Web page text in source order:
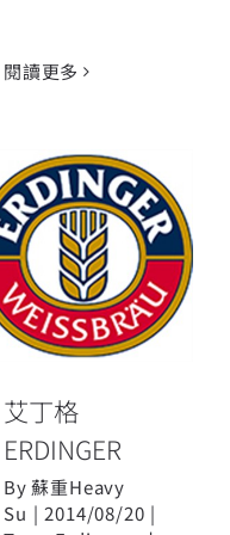
閱讀更多
艾丁格
ERDINGER
艾丁格
ERDINGER
By蘇重Heavy
Su | 2014/08/20 |